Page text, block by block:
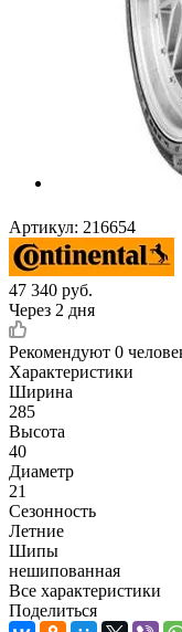
Артикул: 216654
47 340 руб.
Через 2 дня
Рекомендуют 0
Характеристики
Ширина
285
Высота
40
Диаметр
21
Сезонность
Летние
Шипы
нешипованная
Все характеристики
Поделиться